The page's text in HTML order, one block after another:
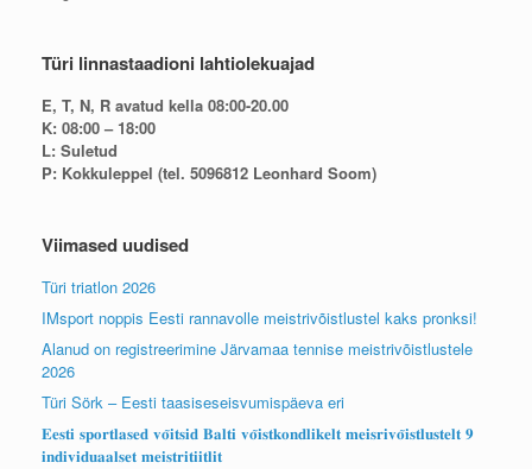
Türi linnastaadioni lahtiolekuajad
E, T, N, R avatud kella 08:00-20.00
K: 08:00 – 18:00
L: Suletud
P: Kokkuleppel (tel. 5096812 Leonhard Soom)
Viimased uudised
Türi triatlon 2026
IMsport noppis Eesti rannavolle meistrivõistlustel kaks pronksi!
Alanud on registreerimine Järvamaa tennise meistrivõistlustele
2026
Türi Sörk – Eesti taasiseseisvumispäeva eri
𝐄𝐞𝐬𝐭𝐢 𝐬𝐩𝐨𝐫𝐭𝐥𝐚𝐬𝐞𝐝 𝐯𝐨̃𝐢𝐭𝐬𝐢𝐝 𝐁𝐚𝐥𝐭𝐢 𝐯𝐨̃𝐢𝐬𝐭𝐤𝐨𝐧𝐝𝐥𝐢𝐤𝐞𝐥𝐭 𝐦𝐞𝐢𝐬𝐫𝐢𝐯𝐨̃𝐢𝐬𝐭𝐥𝐮𝐬𝐭𝐞𝐥𝐭 𝟗
𝐢𝐧𝐝𝐢𝐯𝐢𝐝𝐮𝐚𝐚𝐥𝐬𝐞𝐭 𝐦𝐞𝐢𝐬𝐭𝐫𝐢𝐭𝐢𝐢𝐭𝐥𝐢𝐭